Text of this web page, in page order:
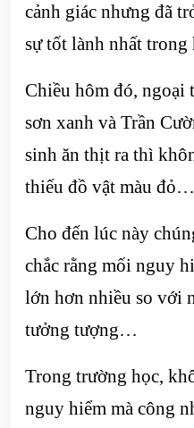
cảnh giác nhưng đã
sự tốt lành nhất trong
Chiều hôm đó, ngoại
sơn xanh và Trần
sinh ăn thịt ra thì
thiếu đồ vật màu đỏ…
Cho đến lúc này
chắc rằng mối nguy
lớn hơn nhiều so với
tưởng tượng…
Trong trường học,
nguy hiểm mà công